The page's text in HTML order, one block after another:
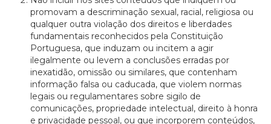
promovam a descriminação sexual, racial, religiosa ou
qualquer outra violação dos direitos e liberdades
fundamentais reconhecidos pela Constituição
Portuguesa, que induzam ou incitem a agir
ilegalmente ou levem a conclusões erradas por
inexatidão, omissão ou similares, que contenham
informação falsa ou caducada, que violem normas
legais ou regulamentares sobre sigilo de
comunicações, propriedade intelectual, direito à honra
e privacidade pessoal, ou que incorporem conteúdos,